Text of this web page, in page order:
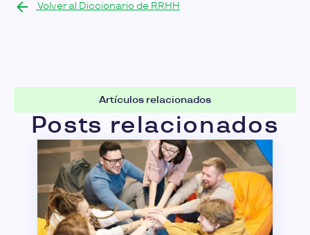
Volver al Diccionario de RRHH
Artículos relacionados
Posts relacionados